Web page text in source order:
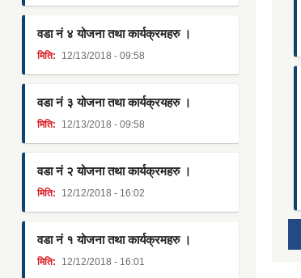
वडा नं ४ योजना तथा कार्यक्रमहरु ।
मिति: 12/13/2018 - 09:58
वडा नं ३ योजना तथा कार्यक्रयहरु ।
मिति: 12/13/2018 - 09:58
वडा नं २ योजना तथा कार्यक्रमहरु ।
मिति: 12/12/2018 - 16:02
वडा नं १ योजना तथा कार्यक्रमहरु ।
मिति: 12/12/2018 - 16:01